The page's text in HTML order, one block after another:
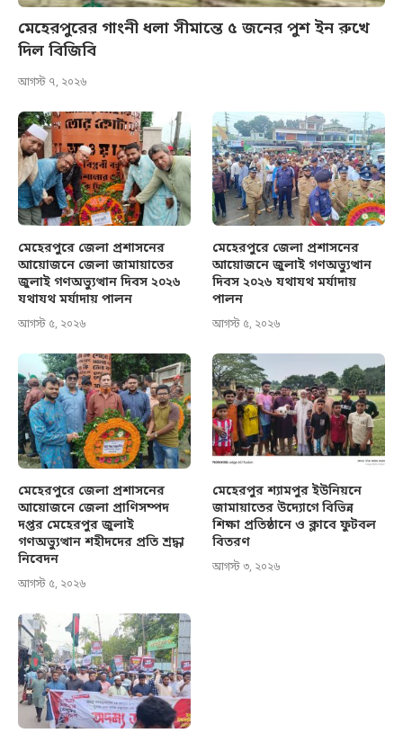
মেহেরপুরের গাংনী ধলা সীমান্তে ৫ জনের পুশ ইন রুখে
দিল বিজিবি
আগস্ট ৭, ২০২৬
মেহেরপুরে জেলা প্রশাসনের
আয়োজনে জেলা জামায়াতের
জুলাই গণঅভ্যুত্থান দিবস ২০২৬
যথাযথ মর্যাদায় পালন
আগস্ট ৫, ২০২৬
মেহেরপুরে জেলা প্রশাসনের
আয়োজনে জুলাই গণঅভ্যুত্থান
দিবস ২০২৬ যথাযথ মর্যাদায়
পালন
আগস্ট ৫, ২০২৬
মেহেরপুরে জেলা প্রশাসনের
আয়োজনে জেলা প্রাণিসম্পদ
দপ্তর মেহেরপুর জুলাই
গণঅভ্যুত্থান শহীদদের প্রতি শ্রদ্ধা
নিবেদন
আগস্ট ৫, ২০২৬
মেহেরপুর শ্যামপুর ইউনিয়নে
জামায়াতের উদ্যোগে বিভিন্ন
শিক্ষা প্রতিষ্ঠানে ও ক্লাবে ফুটবল
বিতরণ
আগস্ট ৩, ২০২৬